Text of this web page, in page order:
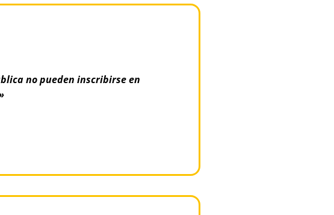
no pueden inscribirse en